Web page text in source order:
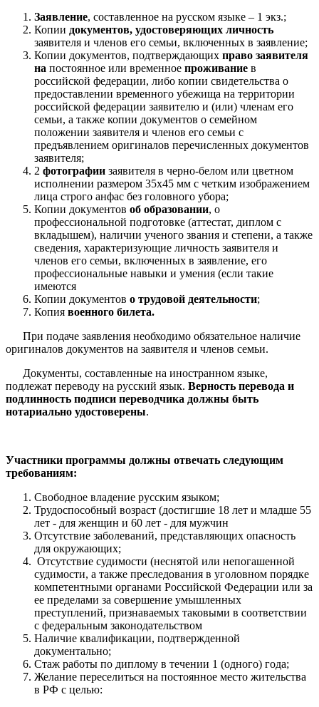
Заявление, составленное на русском языке – 1 экз.;
Копии документов, удостоверяющих личность
заявителя и членов его семьи, включенных в заявление;
Копии документов, подтверждающих право заявителя
на постоянное или временное проживание в
российской федерации, либо копии свидетельства о
предоставлении временного убежища на территории
российской федерации заявителю и (или) членам его
семьи, а также копии документов о семейном
положении заявителя и членов его семьи с
предъявлением оригиналов перечисленных документов
заявителя;
2 фотографии заявителя в черно-белом или цветном
исполнении размером 35х45 мм с четким изображением
лица строго анфас без головного убора;
Копии документов об образовании, о
профессиональной подготовке (аттестат, диплом с
вкладышем), наличии ученого звания и степени, а также
сведения, характеризующие личность заявителя и
членов его семьи, включенных в заявление, его
профессиональные навыки и умения (если такие
имеются
Копии документов о трудовой деятельности;
Копия военного билета.
При подаче заявления необходимо обязательное наличие
оригиналов документов на заявителя и членов семьи.
Документы, составленные на иностранном языке,
подлежат переводу на русский язык. Верность перевода и
подлинность подписи переводчика должны быть
нотариально удостоверены.
Участники программы должны отвечать следующим
требованиям:
Свободное владение русским языком;
Трудоспособный возраст (достигшие 18 лет и младше 55
лет - для женщин и 60 лет - для мужчин
Отсутствие заболеваний, представляющих опасность
для окружающих;
Отсутствие судимости (неснятой или непогашенной
судимости, а также преследования в уголовном порядке
компетентными органами Российской Федерации или за
ее пределами за совершение умышленных
преступлений, признаваемых таковыми в соответствии
с федеральным законодательством
Наличие квалификации, подтвержденной
документально;
Стаж работы по диплому в течении 1 (одного) года;
Желание переселиться на постоянное место жительства
в РФ с целью: